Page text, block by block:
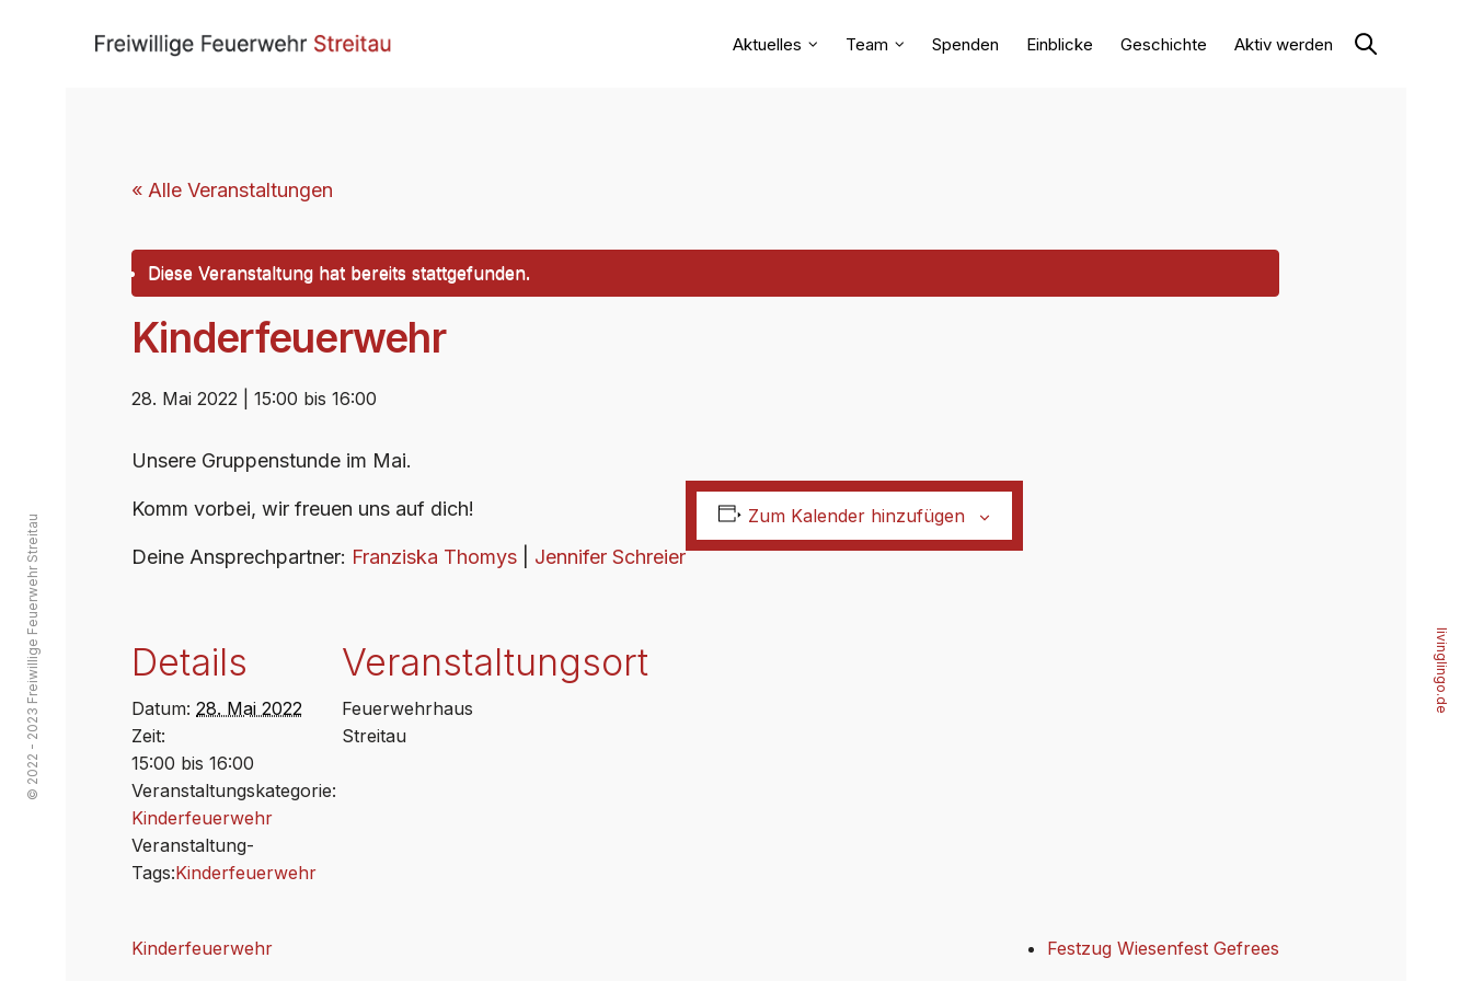
Aktuelles Team Spenden Einblicke Geschichte Aktiv werden
© 2022 - 2023 Freiwillige Feuerwehr Streitau livinglingo.de
« Alle Veranstaltungen
Diese Veranstaltung hat bereits stattgefunden.
Kinderfeuerwehr
28. Mai 2022 | 15:00 bis 16:00
Unsere Gruppenstunde im Mai.
Komm vorbei, wir freuen uns auf dich!
Deine Ansprechpartner: Franziska Thomys Jennifer Schreier
Zum Kalender hinzufügen
Details
Datum: 28. Mai 2022
Zeit:
15:00 bis 16:00
Veranstaltungskategorie:
Kinderfeuerwehr
Veranstaltung-
Tags:Kinderfeuerwehr
Veranstaltungsort
Feuerwehrhaus
Streitau
Kinderfeuerwehr Festzug Wiesenfest Gefrees